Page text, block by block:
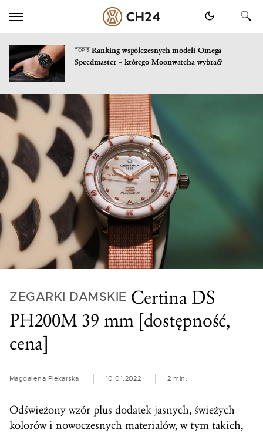
Skip
to
TOP 5Ranking współczesnych modeli Omega
Speedmaster – którego Moonwatcha wybrać?
ZEGARKI DAMSKIECertina DS
PH200M 39 mm [dostępność,
cena]
Magdalena Piekarska 10.01.2022 2 min.
Odświeżony wzór plus dodatek jasnych, świeżych
kolorów i nowoczesnych materiałów, w tym takich,